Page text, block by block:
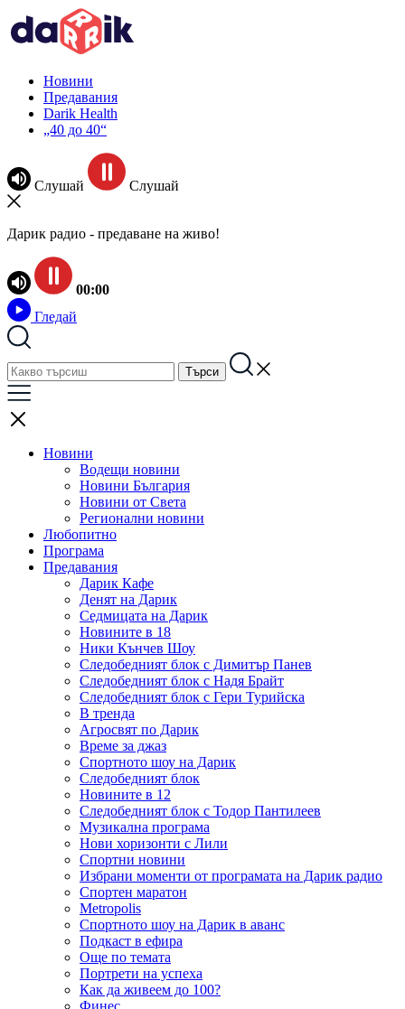
Новини
Предавания
Darik Health
„40 до 40“
Слушай Слушай
Дарик радио - предаване на живо!
00:00
Гледай
Новини
Водещи новини
Новини България
Новини от Света
Регионални новини
Любопитно
Програма
Предавания
Дарик Кафе
Денят на Дарик
Седмицата на Дарик
Новините в 18
Ники Кънчев Шоу
Следобедният блок с Димитър Панев
Следобедният блок с Надя Брайт
Следобедният блок с Гери Турийска
В тренда
Агросвят по Дарик
Време за джаз
Спортното шоу на Дарик
Следобедният блок
Новините в 12
Следобедният блок с Тодор Пантилеев
Музикална програма
Нови хоризонти с Лили
Спортни новини
Избрани моменти от програмата на Дарик радио
Спортен маратон
Metropolis
Спортното шоу на Дарик в аванс
Подкаст в ефира
Още по темата
Портрети на успеха
Как да живеем до 100?
Финес